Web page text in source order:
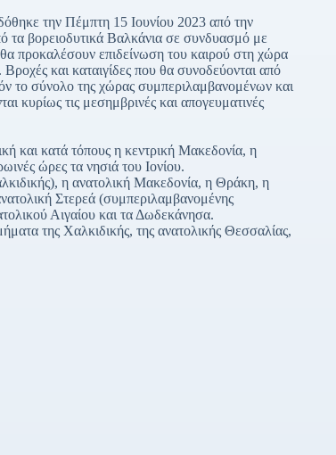
την Πέμπτη 15 Ιουνίου 2023 από την
βορειοδυτικά Βαλκάνια σε συνδυασμό με
προκαλέσουν επιδείνωση του καιρού στη χώρα
και καταιγίδες που θα συνοδεύονται από
το σύνολο της χώρας συμπεριλαμβανομένων και
κυρίως τις μεσημβρινές και απογευματινές
και κατά τόπους η κεντρική Μακεδονία, η
ώρες τα νησιά του Ιονίου.
η ανατολική Μακεδονία, η Θράκη, η
Στερεά (συμπεριλαμβανομένης
Αιγαίου και τα Δωδεκάνησα.
της Χαλκιδικής, της ανατολικής Θεσσαλίας,